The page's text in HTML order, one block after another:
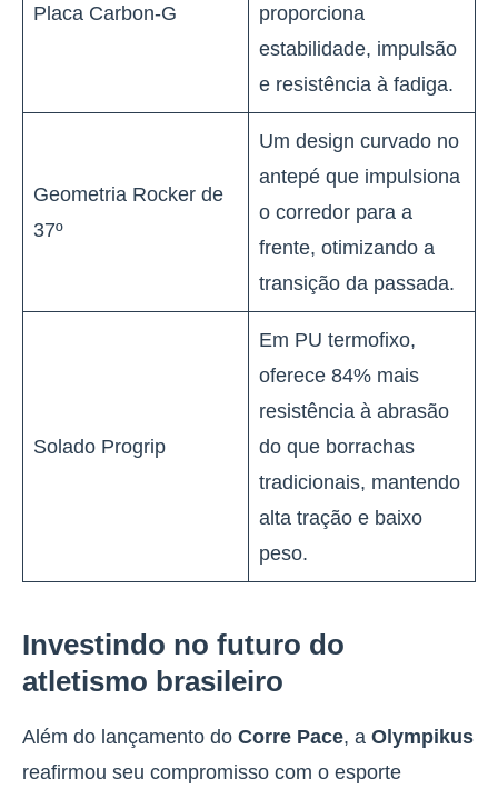
Placa Carbon-G
proporciona
estabilidade, impulsão
e resistência à fadiga.
Geometria Rocker de
37º
Um design curvado no
antepé que impulsiona
o corredor para a
frente, otimizando a
transição da passada.
Solado Progrip
Em PU termofixo,
oferece 84% mais
resistência à abrasão
do que borrachas
tradicionais, mantendo
alta tração e baixo
peso.
Investindo no futuro do
atletismo brasileiro
Além do lançamento do Corre Pace, a Olympikus
reafirmou seu compromisso com o esporte